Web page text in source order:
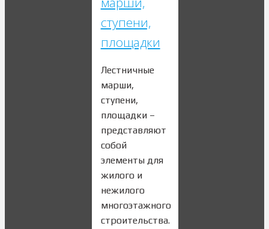
ступени,
площадки
Лестничные
марши,
ступени,
площадки –
представляют
собой
элементы для
жилого и
нежилого
многоэтажного
строительства.